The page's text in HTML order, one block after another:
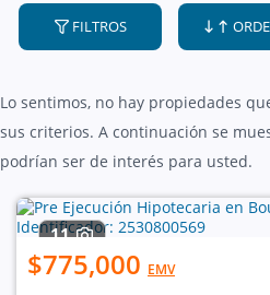
FILTROS
Lo sentimos, no hay propiedades
sus criterios. A continuación se
podrían ser de interés para usted.
11
$775,000 EMV